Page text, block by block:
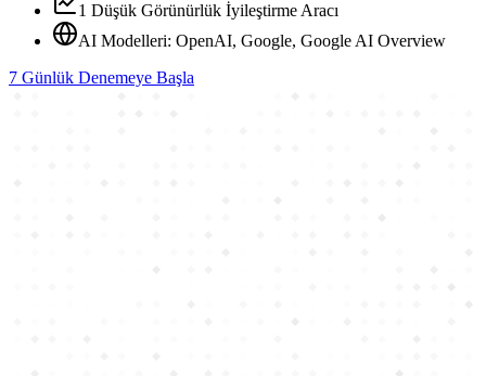
1 Düşük Görünürlük İyileştirme Aracı
AI Modelleri: OpenAI, Google, Google AI Overview
7 Günlük Denemeye Başla